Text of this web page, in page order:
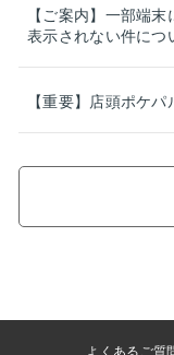
【ご案内】一部端
表示されない件につ
【重要】店頭ポケ